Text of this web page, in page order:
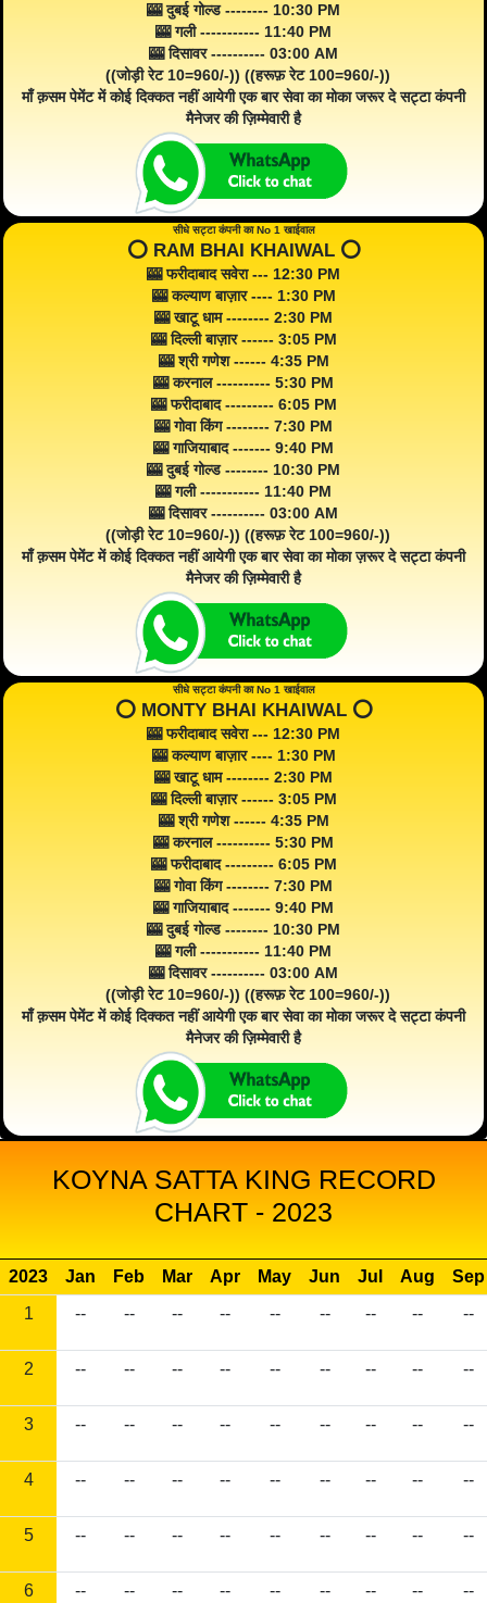
🎰 दुबई गोल्ड -------- 10:30 PM
🎰 गली ----------- 11:40 PM
🎰 दिसावर ---------- 03:00 AM
((जोड़ी रेट 10=960/-)) ((हरूफ़ रेट 100=960/-))
माँ क़सम पेमेंट में कोई दिक्कत नहीं आयेगी एक बार सेवा का मोका जरूर दे सट्टा कंपनी
मैनेजर की ज़िम्मेवारी है
सीधे सट्टा कंपनी का No 1 खाईवाल
⭕️ RAM BHAI KHAIWAL ⭕️
🎰 फरीदाबाद सवेरा --- 12:30 PM
🎰 कल्याण बाज़ार ---- 1:30 PM
🎰 खाटू धाम -------- 2:30 PM
🎰 दिल्ली बाज़ार ------ 3:05 PM
🎰 श्री गणेश ------ 4:35 PM
🎰 करनाल ---------- 5:30 PM
🎰 फरीदाबाद --------- 6:05 PM
🎰 गोवा किंग -------- 7:30 PM
🎰 गाजियाबाद ------- 9:40 PM
🎰 दुबई गोल्ड -------- 10:30 PM
🎰 गली ----------- 11:40 PM
🎰 दिसावर ---------- 03:00 AM
((जोड़ी रेट 10=960/-)) ((हरूफ़ रेट 100=960/-))
माँ क़सम पेमेंट में कोई दिक्कत नहीं आयेगी एक बार सेवा का मोका ज़रूर दे सट्टा कंपनी
मैनेजर की ज़िम्मेवारी है
सीधे सट्टा कंपनी का No 1 खाईवाल
⭕️ MONTY BHAI KHAIWAL ⭕️
🎰 फरीदाबाद सवेरा --- 12:30 PM
🎰 कल्याण बाज़ार ---- 1:30 PM
🎰 खाटू धाम -------- 2:30 PM
🎰 दिल्ली बाज़ार ------ 3:05 PM
🎰 श्री गणेश ------ 4:35 PM
🎰 करनाल ---------- 5:30 PM
🎰 फरीदाबाद --------- 6:05 PM
🎰 गोवा किंग -------- 7:30 PM
🎰 गाजियाबाद ------- 9:40 PM
🎰 दुबई गोल्ड -------- 10:30 PM
🎰 गली ----------- 11:40 PM
🎰 दिसावर ---------- 03:00 AM
((जोड़ी रेट 10=960/-)) ((हरूफ़ रेट 100=960/-))
माँ क़सम पेमेंट में कोई दिक्कत नहीं आयेगी एक बार सेवा का मोका जरूर दे सट्टा कंपनी
मैनेजर की ज़िम्मेवारी है
KOYNA SATTA KING RECORD
CHART - 2023
2023 Jan Feb Mar Apr May Jun Jul Aug
Sep
1
-- -- -- -- -- -- -- -- --
2 -- -- -- -- -- -- -- -- --
3 -- -- -- -- -- -- -- -- --
4 -- -- -- -- -- -- -- -- --
5 -- -- -- -- -- -- -- -- --
6 -- -- -- -- -- -- -- -- --